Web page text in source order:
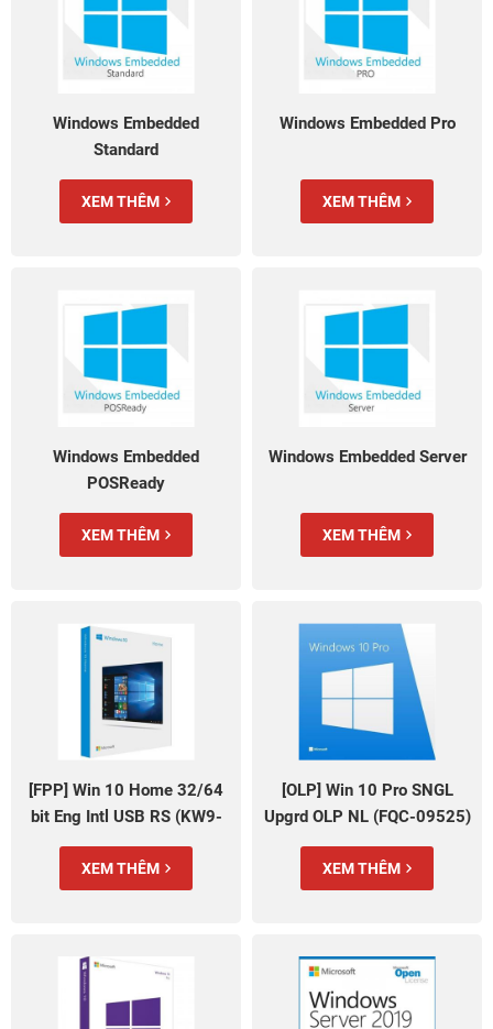
Windows Embedded
Standard
XEM THÊM
Windows Embedded Pro
XEM THÊM
Windows Embedded
POSReady
XEM THÊM
Windows Embedded Server
XEM THÊM
[FPP] Win 10 Home 32/64
bit Eng Intl USB RS (KW9-
00478)
XEM THÊM
[OLP] Win 10 Pro SNGL
Upgrd OLP NL (FQC-09525)
XEM THÊM